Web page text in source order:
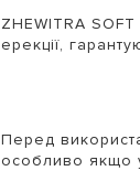
ZHEWITRA
ерекції,
Перед
особливо якщо